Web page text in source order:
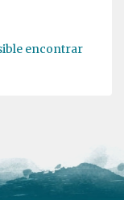
encontrar